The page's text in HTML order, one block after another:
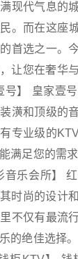
现代气息的
。而在这座
首选之一。
让您在奢华
号】 皇家壹
潢和顶级的
专业级的
满足您的需
音乐会所】
时尚的设计
不仅有最流
的绝佳选择